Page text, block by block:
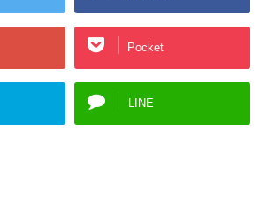
Pocket
LINE